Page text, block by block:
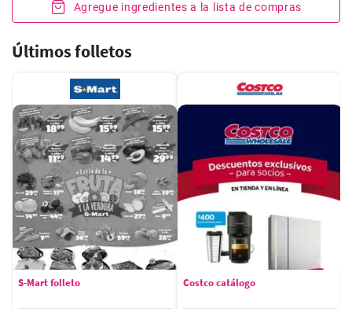
Agregue ingredientes a la lista de compras
Últimos folletos
S-Mart folleto Costco catálogo